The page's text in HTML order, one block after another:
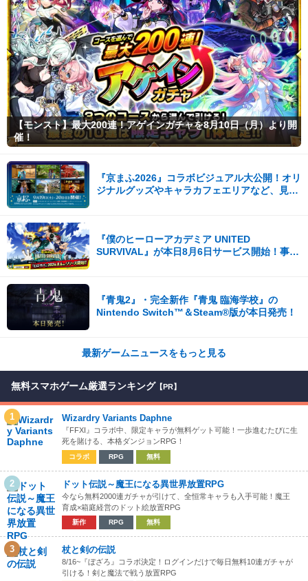
【モンスト】最大200連！アゲインガチャを8月10日（月）より開
催！
『京まふ2026』コラボビジュアル大公開！オリ
ジナルグッズやキャラカフェエリアなど、見ど
『僕のヒーローアカデミア UNITED
SURVIVAL』が本日8月6日サービス開始！事前
『青鬼2』・完全新作『青鬼 臨海学校』の
Nintendo Switch™＆Steam®版が本日発売！
最新ゲームニュースをもっと見る
無料スマホゲーム厳選ランキング 【PR】
1 Wizardry Variants Daphne
『FFXI』コラボ中、限定キャラが無料ゲット可能！一歩進むたびに生
死を賭ける、本格ダンジョンRPG！
コラボ RPG 無料
2 ドット伝説～魔王になる異世界放置RPG
今なら無料2000連ガチャが引けて、全恒常キャラも入手可能！魔王
育成×箱庭経営のドット絵放置RPG
新作 RPG 無料
3 杖と剣の伝説
8/16~『ぼざろ』コラボ決定！ログインだけで毎日無料10連ガチャが
引ける！剣と魔法で戦う放置RPG